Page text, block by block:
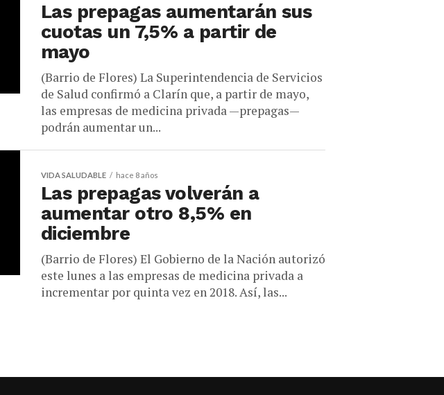
Las prepagas aumentarán sus
cuotas un 7,5% a partir de
mayo
(Barrio de Flores) La Superintendencia de Servicios
de Salud confirmó a Clarín que, a partir de mayo,
las empresas de medicina privada —prepagas—
podrán aumentar un...
VIDA SALUDABLE hace 8 años
Las prepagas volverán a
aumentar otro 8,5% en
diciembre
(Barrio de Flores) El Gobierno de la Nación autorizó
este lunes a las empresas de medicina privada a
incrementar por quinta vez en 2018. Así, las...